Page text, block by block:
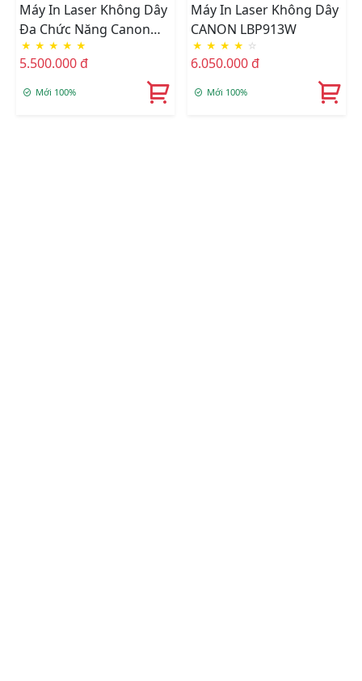
Máy In Laser Không Dây
Đa Chức Năng Canon
ImageCLASS MF113W
★ ★ ★ ★ ★
5.500.000 đ
Mới 100%
Máy In Laser Không Dây
CANON LBP913W
★ ★ ★ ★ ☆
6.050.000 đ
Mới 100%